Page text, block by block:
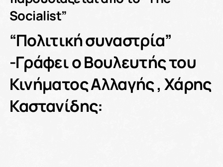
Socialist”
“Πολιτική συναστρία”
-Γράφει ο Βουλευτής του
Κινήματος Αλλαγής , Χάρης
Καστανίδης: